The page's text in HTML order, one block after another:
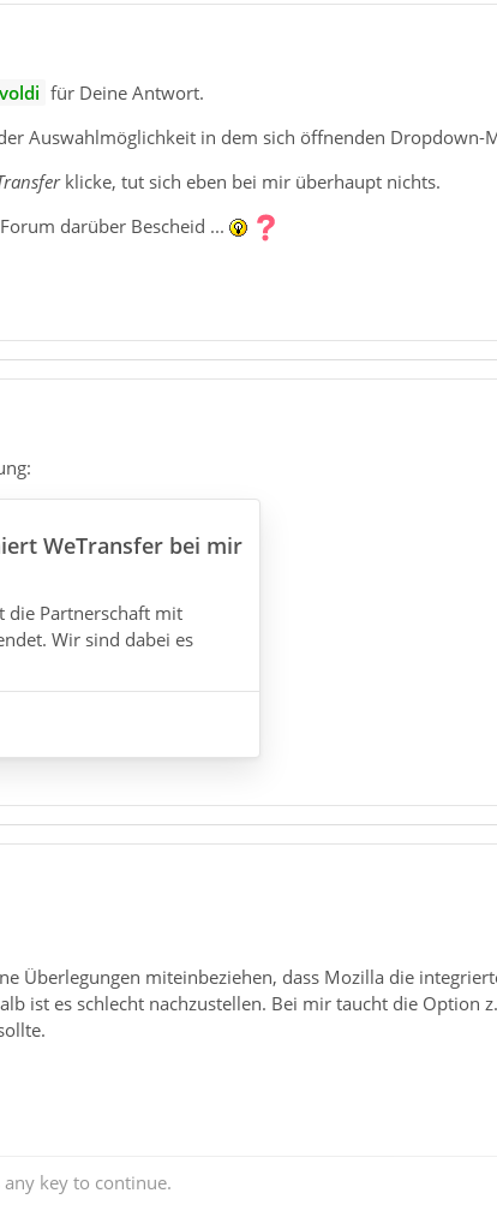
für Deine Antwort.
Auswahlmöglichkeit in dem sich öffnenden Dropdown-
klicke, tut sich eben bei mir überhaupt nichts.
darüber Bescheid ...
WeTransfer bei mir
die Partnerschaft mit
Wir sind dabei es
Überlegungen miteinbeziehen, dass Mozilla die
ist es schlecht nachzustellen. Bei mir taucht die Option
key to continue.